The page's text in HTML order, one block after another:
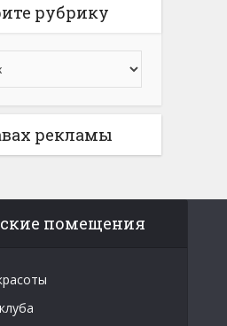
рубрику
рекламы
помещения